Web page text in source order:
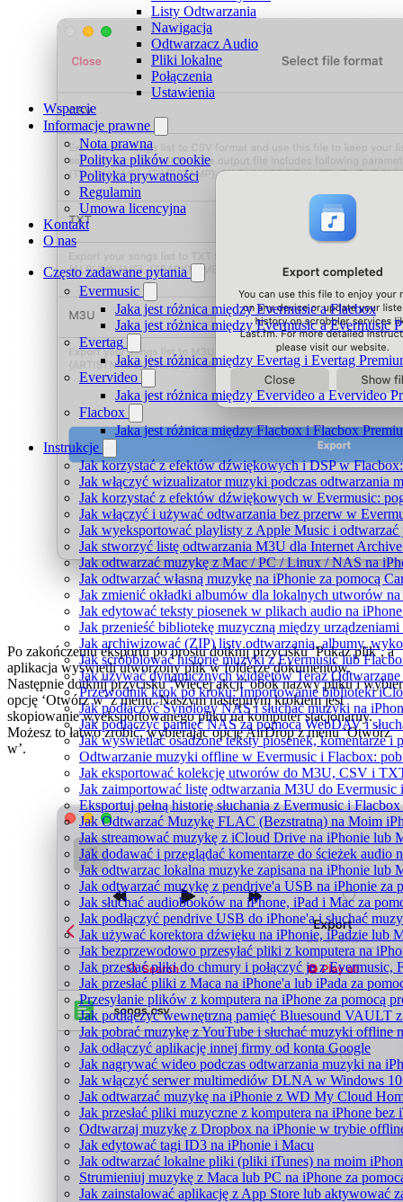
Listy Odtwarzania
Nawigacja
Odtwarzacz Audio
Pliki lokalne
Połączenia
Ustawienia
Wsparcie
Informacje prawne
Nota prawna
Polityka plików cookie
Polityka prywatności
Regulamin
Umowa licencyjna
Kontakt
O nas
Często zadawane pytania
Evermusic
Jaka jest różnica między Evermusic a Flacbox
Jaka jest różnica między Evermusic a Evermusic
Evertag
Jaka jest różnica między Evertag i Evertag
Evervideo
Jaka jest różnica między Evervideo a Evervideo
Flacbox
Jaka jest różnica między Flacbox i Flacbox
Instrukcje
Jak korzystać z efektów dźwiękowych i DSP w
Jak włączyć wizualizator muzyki podczas odtwarzania
Jak korzystać z efektów dźwiękowych w Evermusic:
Jak włączyć i używać odtwarzania bez przerw w
Jak wyeksportować playlisty z Apple Music i
Jak stworzyć listę odtwarzania M3U dla Internet
Jak odtwarzać muzykę z Mac / PC / Linux / NAS na
Jak odtwarzać własną muzykę na iPhonie za pomocą
Jak zmienić okładki albumów dla lokalnych utworów
Jak edytować teksty piosenek w plikach audio na
Jak przenieść bibliotekę muzyczną między
Jak archiwizować (ZIP) listy odtwarzania, albumy,
Jak scrobblować historię muzyki z Evermusic lub
Jak używać dynamicznych widgetów Teraz
Przewodnik krok po kroku: Importowanie biblioteki
Jak podłączyć Synology NAS i słuchać muzyki na
Jak podłączyć pamięć NAS za pomocą WebDAV i
Jak wyświetlać osadzone teksty piosenek, komentarze
Odtwarzanie muzyki offline w Evermusic i Flacbox:
Jak eksportować kolekcję utworów do M3U, CSV i
Jak zaimportować listę odtwarzania M3U do Evermusic
Eksportuj pełną historię słuchania z Evermusic i
Jak Odtwarzać Muzykę FLAC (Bezstratną) na Moim
Jak streamować muzykę z iCloud Drive na iPhonie lub
Jak dodawać i przeglądać komentarze do ścieżek
Jak odtwarzac lokalna muzyke zapisana na iPhonie lub
Jak odtwarzać muzykę z pendrive'a USB na iPhonie
Jak słuchać audiobooków na iPhone, iPad i Mac za
Jak podłączyć pendrive USB do iPhone'a i słuchać
Jak używać korektora dźwięku na iPhonie, iPadzie lub
Jak bezprzewodowo przesyłać pliki z komputera na
Jak przesłać pliki do chmury i połączyć je z Evermusic,
Jak przesłać pliki z Maca na iPhone'a lub iPada za
Przesyłanie plików z komputera na iPhone za pomocą
Jak podłączyć wewnętrzną pamięć Bluesound VAULT
Jak pobrać muzykę z YouTube i słuchać muzyki offline
Jak odłączyć aplikację innej firmy od konta Google
Jak nagrywać wideo podczas odtwarzania muzyki na
Jak włączyć serwer multimediów DLNA w Windows
Jak odtwarzać muzykę na iPhonie z WD My Cloud
Jak przesłać pliki muzyczne z komputera na iPhone
Odtwarzaj muzykę z Dropbox na iPhonie w trybie
Jak edytować tagi ID3 na iPhonie i Macu
Jak odtwarzać lokalne pliki (pliki iTunes) na moim
Strumieniuj muzykę z Maca lub PC na iPhone za
Jak zainstalować aplikację z App Store lub aktywować
Po zakończeniu eksportu po prostu dotknij przycisku ‘Pokaż plik’, a
aplikacja wyświetli utworzony plik w folderze dokumentów.
Następnie dotknij przycisku ‘Więcej akcji’ obok nazwy pliku i
opcję ‘Otwórz w’ z menu. Naszym następnym krokiem jest
skopiowanie wyeksportowanego pliku na komputer stacjonarny.
Możesz to łatwo zrobić, wybierając opcję AirDrop z menu ‘Otwórz
w’.